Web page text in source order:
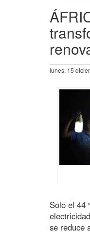
lunes, 15
Solo el 44
se reduce